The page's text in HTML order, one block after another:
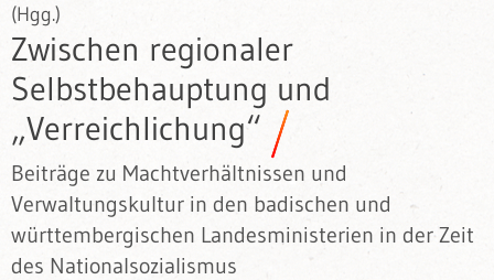
(Hgg.)
Zwischen regionaler
Selbstbehauptung und
„Verreichlichung“
Beiträge zu Machtverhältnissen und
Verwaltungskultur in den badischen und
württembergischen Landesministerien in der Zeit
des Nationalsozialismus